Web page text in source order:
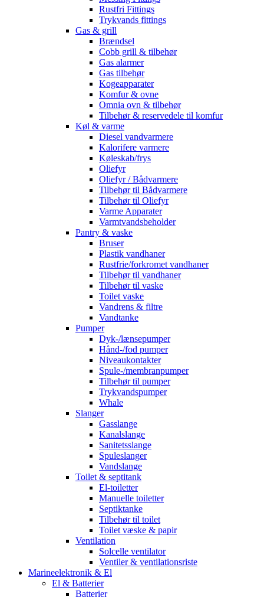
Rustfri Fittings
Trykvands fittings
Gas & grill
Brændsel
Cobb grill & tilbehør
Gas alarmer
Gas tilbehør
Kogeapparater
Komfur & ovne
Omnia ovn & tilbehør
Tilbehør & reservedele til komfur
Køl & varme
Diesel vandvarmere
Kalorifere varmere
Køleskab/frys
Oliefyr
Oliefyr / Bådvarmere
Tilbehør til Bådvarmere
Tilbehør til Oliefyr
Varme Apparater
Varmtvandsbeholder
Pantry & vaske
Bruser
Plastik vandhaner
Rustfrie/forkromet vandhaner
Tilbehør til vandhaner
Tilbehør til vaske
Toilet vaske
Vandrens & filtre
Vandtanke
Pumper
Dyk-/lænsepumper
Hånd-/fod pumper
Niveaukontakter
Spule-/membranpumper
Tilbehør til pumper
Trykvandspumper
Whale
Slanger
Gasslange
Kanalslange
Sanitetsslange
Spuleslanger
Vandslange
Toilet & septitank
El-toiletter
Manuelle toiletter
Septiktanke
Tilbehør til toilet
Toilet væske & papir
Ventilation
Solcelle ventilator
Ventiler & ventilationsriste
Marineelektronik & El
El & Batterier
Batterier